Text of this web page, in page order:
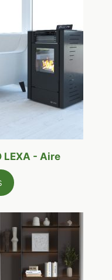
LEXA - Aire